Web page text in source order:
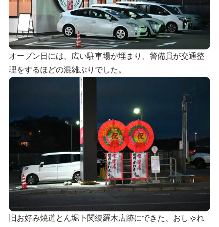
オープン日には、広い駐車場が埋まり、警備員が交通整
理をするほどの混雑ぶりでした。
旧お好み焼道とん堀下関綾羅木店跡にできた、おしゃれ